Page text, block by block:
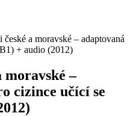
české a moravské – adaptovaná
+ audio (2012)
moravské –
cizince učící se